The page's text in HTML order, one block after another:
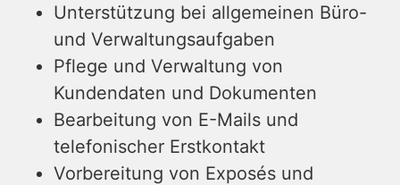
Unterstützung bei allgemeinen Büro-
und Verwaltungsaufgaben
Pflege und Verwaltung von
Kundendaten und Dokumenten
Bearbeitung von E-Mails und
telefonischer Erstkontakt
Vorbereitung von Exposés und